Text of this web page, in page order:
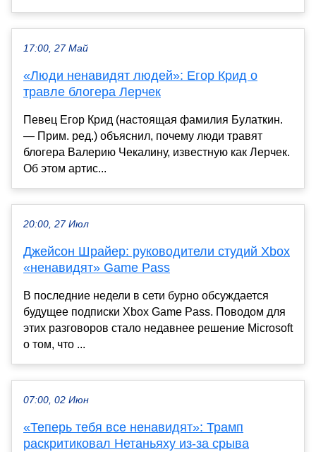
17:00, 27 Май
«Люди ненавидят людей»: Егор Крид о
травле блогера Лерчек
Певец Егор Крид (настоящая фамилия Булаткин.
— Прим. ред.) объяснил, почему люди травят
блогера Валерию Чекалину, известную как Лерчек.
Об этом артис...
20:00, 27 Июл
Джейсон Шрайер: руководители студий Xbox
«ненавидят» Game Pass
В последние недели в сети бурно обсуждается
будущее подписки Xbox Game Pass. Поводом для
этих разговоров стало недавнее решение Microsoft
о том, что ...
07:00, 02 Июн
«Теперь тебя все ненавидят»: Трамп
раскритиковал Нетаньяху из-за срыва